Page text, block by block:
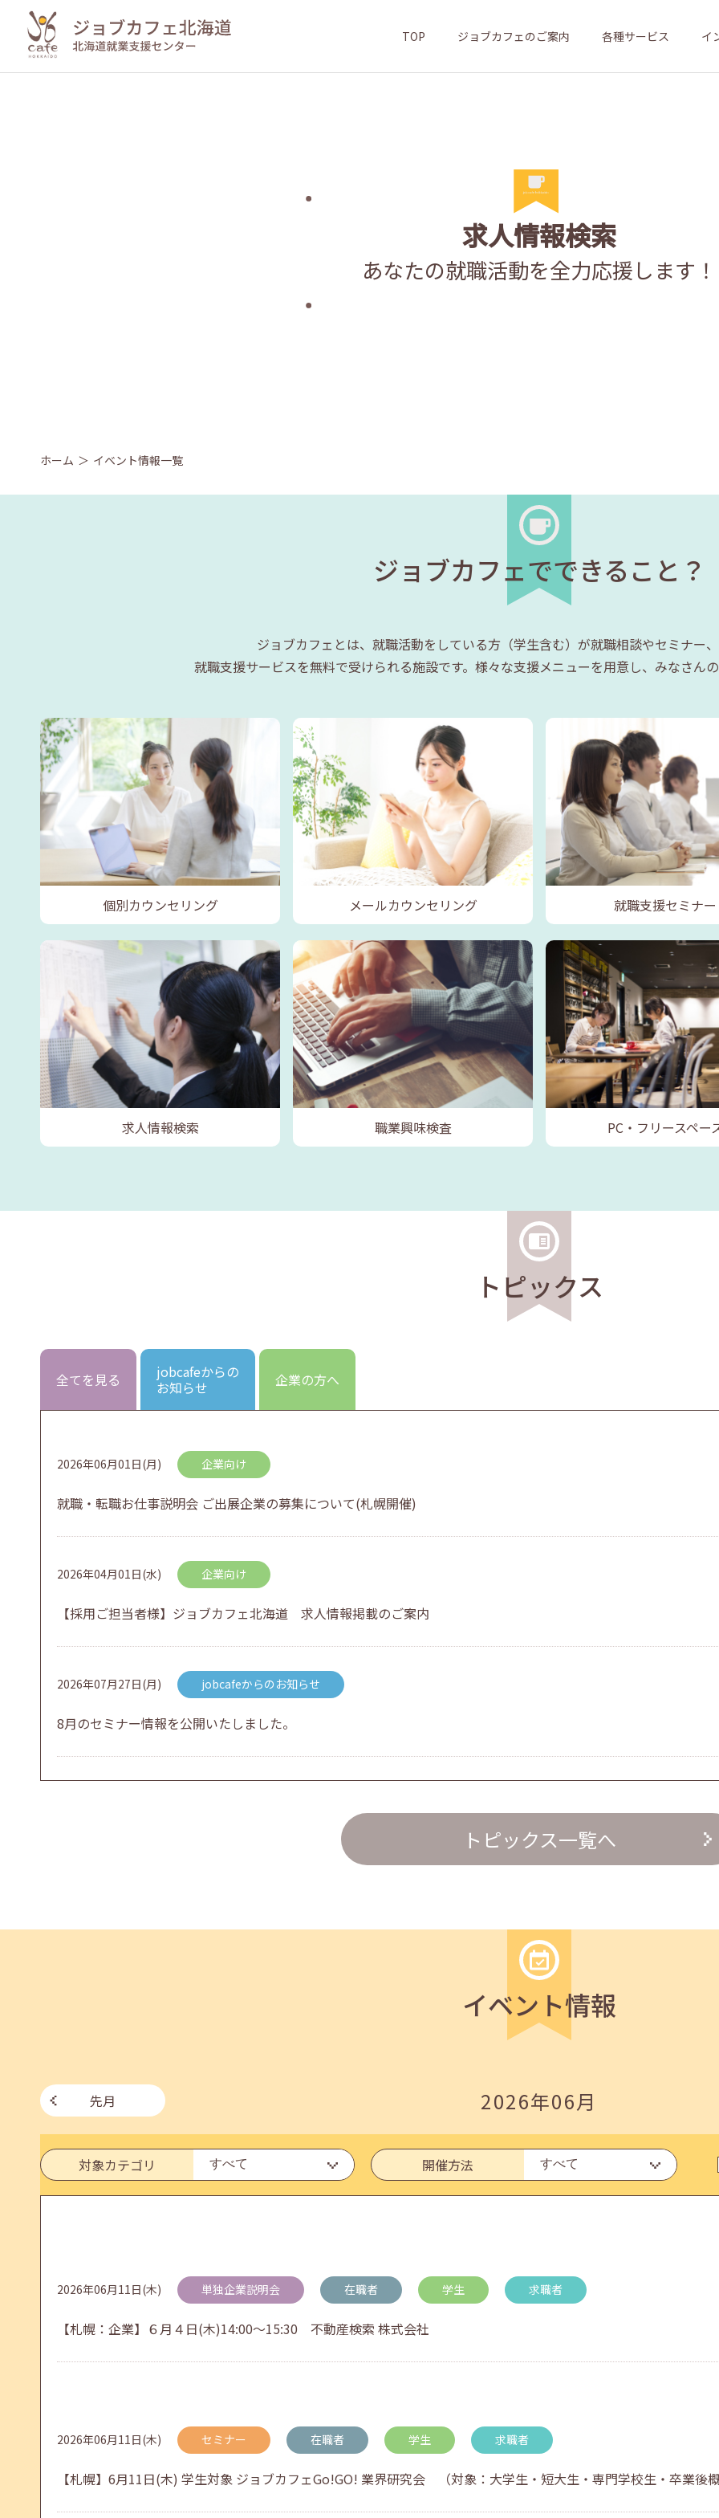
TOP ジョブカフェのご案内 各種サービス イ
求人情報検索
あなたの就職活動を全力応援します！
ホーム イベント情報一覧
ジョブカフェでできること？
ジョブカフェとは、就職活動をしている方（学生含む）が就職相談やセミナー
就職支援サービスを無料で受けられる施設です。様々な支援メニューを用意し、みなさん
個別カウンセリング メールカウンセリング 就職支援セミナー
求人情報検索 職業興味検査 PC・フリースペー
トピックス
全てを見る
jobcafeからの
お知らせ
企業の方へ
2026年06月01日(月) 企業向け
就職・転職お仕事説明会 ご出展企業の募集について(札幌開催)
2026年04月01日(水) 企業向け
【採用ご担当者様】ジョブカフェ北海道 求人情報掲載のご案内
2026年07月27日(月) jobcafeからのお知らせ
8月のセミナー情報を公開いたしました。
企業様向けセミナー「現場を巻き込む！人事のための『越境人材育成』３ステップ」
6月のセミナー情報を公開いたしました。
連休前後（ゴールデンウィーク）のメールキャリア・アドバイス対応についてのお知らせ
jobcafeからのお知らせ
ゴールデンウィーク期間中のご利用について
トピックス一覧へ
イベント情報
先月 2026年06月
対象カテゴリ 開催方法
2026年06月11日(木) 単独企業説明会 在職者 学生 求職者
【札幌：企業】６月４日(木)14:00～15:30 不動産検索 株式会社
2026年06月11日(木) セミナー 在職者 学生 求職者
【札幌】6月11日(木) 学生対象 ジョブカフェGo!GO! 業界研究会 （対象：大学生・短大生・専門学校生・卒業